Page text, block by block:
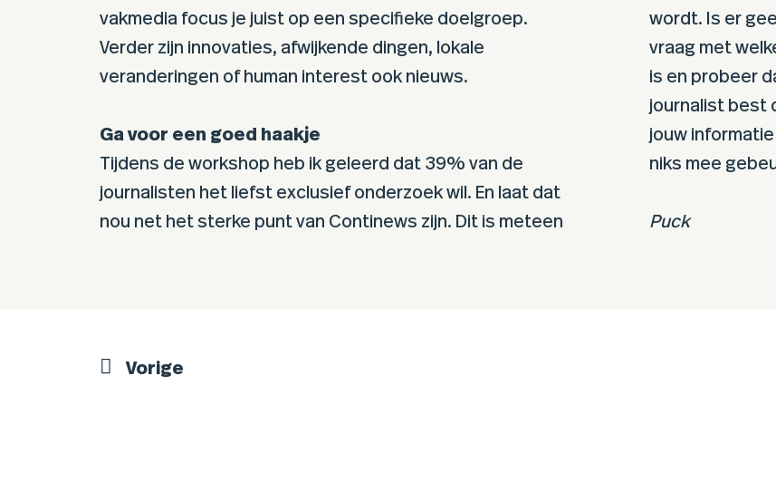
vakmedia focus je juist op een specifieke doelgroep.
Verder zijn innovaties, afwijkende dingen, lokale
veranderingen of human interest ook nieuws.
Ga voor een goed haakje
Tijdens de workshop heb ik geleerd dat 39% van de
journalisten het liefst exclusief onderzoek wil. En laat dat
nou net het sterke punt van Continews zijn. Dit is meteen
wordt. Is er
vraag met
is en probeer
journalist best
jouw
niks mee
Puck
Vorige